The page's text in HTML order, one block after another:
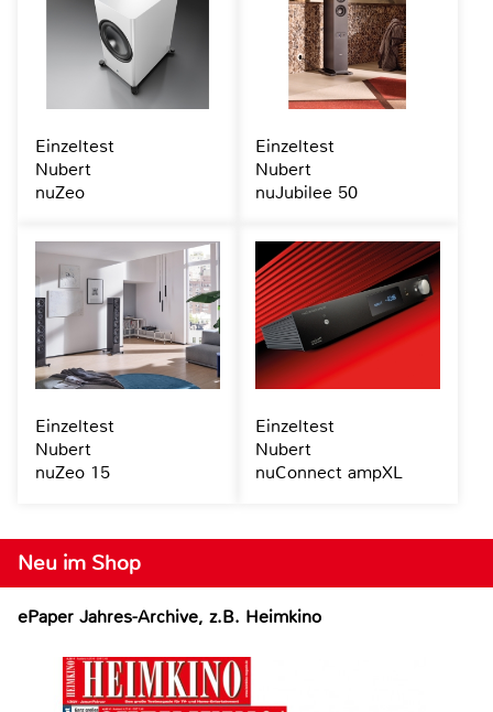
Neu im Shop
ePaper Jahres-Archive, z.B. Heimkino
Einzeltest
Nubert
nuZeo
Einzeltest
Nubert
nuJubilee 50
Einzeltest
Nubert
nuZeo 15
Einzeltest
Nubert
nuConnect ampXL